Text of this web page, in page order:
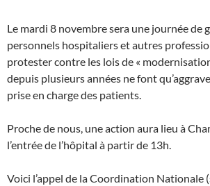
Le mardi 8 novembre sera une journée de
personnels hospitaliers et autres
protester contre les lois de «
depuis plusieurs années ne font
prise en charge des patients.
Proche de nous, une action aura lieu à
l’entrée de l’hôpital à partir de 13h.
Voici l’appel de la Coordination Nationale